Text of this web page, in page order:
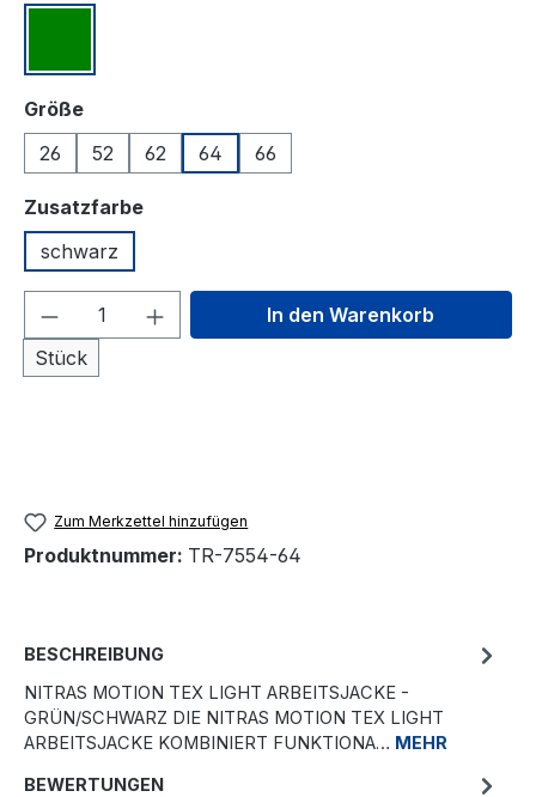
Größeauswählen
26
52 62 64 66
Zusatzfarbeauswählen
schwarz
Produkt Anzahl: Gib den
Stück
In den Warenkorb
Zum Merkzettel hinzufügen
Produktnummer: TR-7554-64
BESCHREIBUNG
NITRAS MOTION TEX LIGHT ARBEITSJACKE -
GRÜN/SCHWARZ DIE NITRAS MOTION TEX LIGHT
ARBEITSJACKE KOMBINIERT FUNKTIONA… MEHR
BEWERTUNGEN